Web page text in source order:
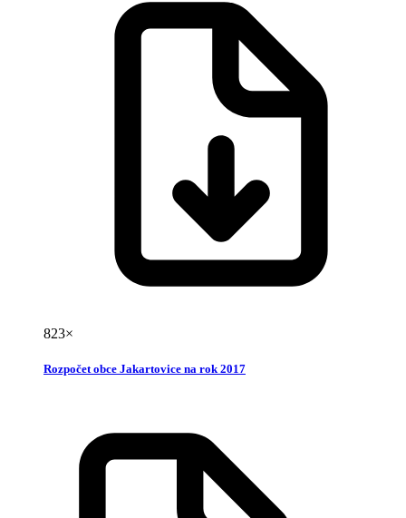
823×
Rozpočet obce Jakartovice na rok 2017